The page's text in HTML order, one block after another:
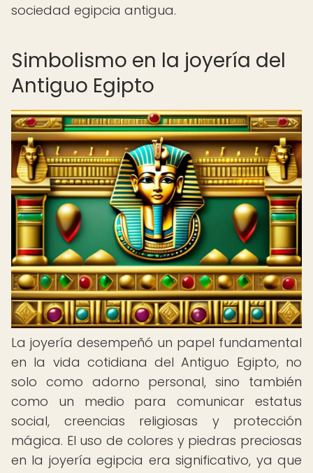
sociedad egipcia antigua.
Simbolismo en la joyería del
Antiguo Egipto
La joyería desempeñó un papel fundamental
en la vida cotidiana del Antiguo Egipto, no
solo como adorno personal, sino también
como un medio para comunicar estatus
social, creencias religiosas y protección
mágica. El uso de colores y piedras preciosas
en la joyería egipcia era significativo, ya que